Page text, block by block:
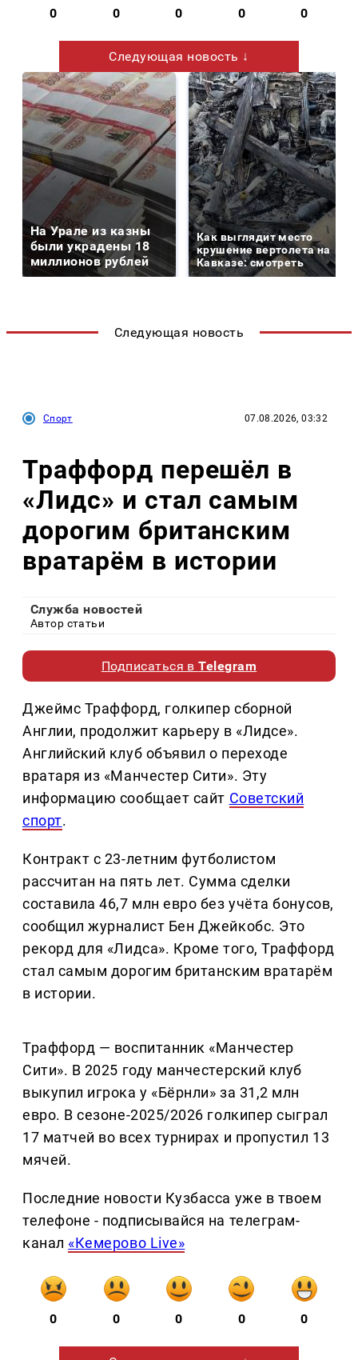
0 0 0 0 0
Следующая новость ↓
На Урале из казны
были украдены 18
миллионов рублей
Как выглядит место
крушение вертолета на
Кавказе: смотреть
Следующая новость
Спорт 07.08.2026, 03:32
Траффорд перешёл в
«Лидс» и стал самым
дорогим британским
вратарём в истории
Служба новостей
Автор статьи
Подписаться вTelegram
Джеймс Траффорд, голкипер сборной
Англии, продолжит карьеру в «Лидсе».
Английский клуб объявил о переходе
вратаря из «Манчестер Сити». Эту
информацию сообщает сайт Советский
спорт.
Контракт с 23-летним футболистом
рассчитан на пять лет. Сумма сделки
составила 46,7 млн евро без учёта бонусов,
сообщил журналист Бен Джейкобс. Это
рекорд для «Лидса». Кроме того, Траффорд
стал самым дорогим британским вратарём
в истории.
Траффорд — воспитанник «Манчестер
Сити». В 2025 году манчестерский клуб
выкупил игрока у «Бёрнли» за 31,2 млн
евро. В сезоне-2025/2026 голкипер сыграл
17 матчей во всех турнирах и пропустил 13
мячей.
Последние новости Кузбасса уже в твоем
телефоне - подписывайся на телеграм-
канал «Кемерово Live»
0 0 0 0 0